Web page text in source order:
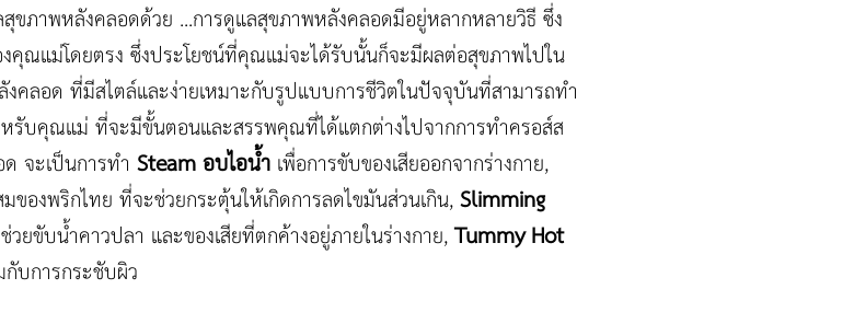
ภาพหลังคลอดด้วย ...การดูแลสุขภาพหลังคลอดมีอยู่หลากหลายวิธี ซึ่ง
คุณแม่โดยตรง ซึ่งประโยชน์ที่คุณแม่จะได้รับนั้นก็จะมีผลต่อสุขภาพไปใน
คลอด ที่มีสไตล์และง่ายเหมาะกับรูปแบบการชีวิตในปัจจุบันที่สามารถทำ
รับคุณแม่ ที่จะมีขั้นตอนและสรรพคุณที่ได้แตกต่างไปจากการทำครอส์ส
จะเป็นการทำ Steamอบไอน้ำ เพื่อการขับของเสียออกจากร่างกาย,
องพริกไทย ที่จะช่วยกระตุ้นให้เกิดการลดไขมันส่วนเกิน,Slimming
ยขับน้ำคาวปลา และของเสียที่ตกค้างอยู่ภายในร่างกาย,Tummy Hot
บการกระชับผิว